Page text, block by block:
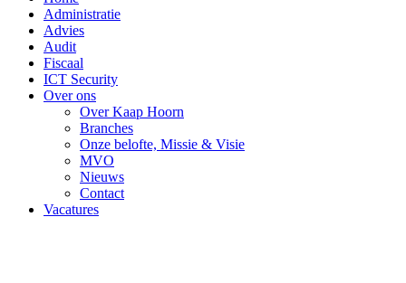
Administratie
Advies
Audit
Fiscaal
ICT Security
Over ons
Over Kaap Hoorn
Branches
Onze belofte, Missie & Visie
MVO
Nieuws
Contact
Vacatures